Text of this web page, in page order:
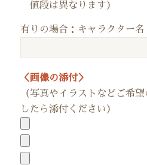
値段は異なります）
有りの場合：キャラクター名
＜画像の添付＞
（写真やイラストなどご希
したら添付ください）